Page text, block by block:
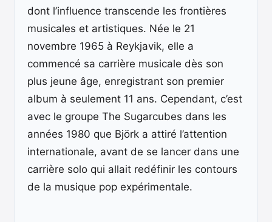
dont l’influence transcende les frontières
musicales et artistiques. Née le 21
novembre 1965 à Reykjavik, elle a
commencé sa carrière musicale dès son
plus jeune âge, enregistrant son premier
album à seulement 11 ans. Cependant, c’est
avec le groupe The Sugarcubes dans les
années 1980 que Björk a attiré l’attention
internationale, avant de se lancer dans une
carrière solo qui allait redéfinir les contours
de la musique pop expérimentale.